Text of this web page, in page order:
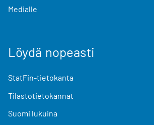
Medialle
Löydä nopeasti
StatFin-tietokanta
Tilastotietokannat
Suomi lukuina